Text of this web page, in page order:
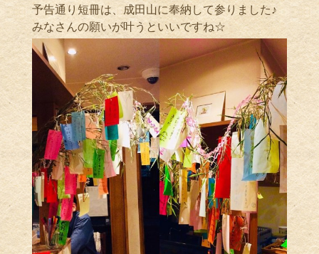
予告通り短冊は、成田山に奉納して参りました♪
みなさんの願いが叶うといいですね☆